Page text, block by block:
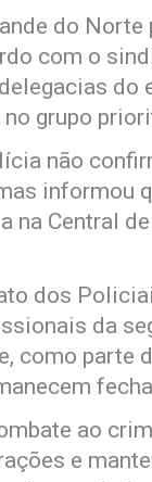
do
com o
do
grupo
não
informou
na Central
dos
da
como parte
ao
e